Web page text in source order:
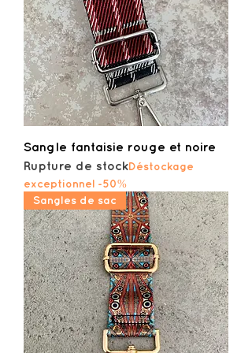
Sangle fantaisie rouge et noire
Rupture de stockDéstockage
exceptionnel -50%
Sangles de sac